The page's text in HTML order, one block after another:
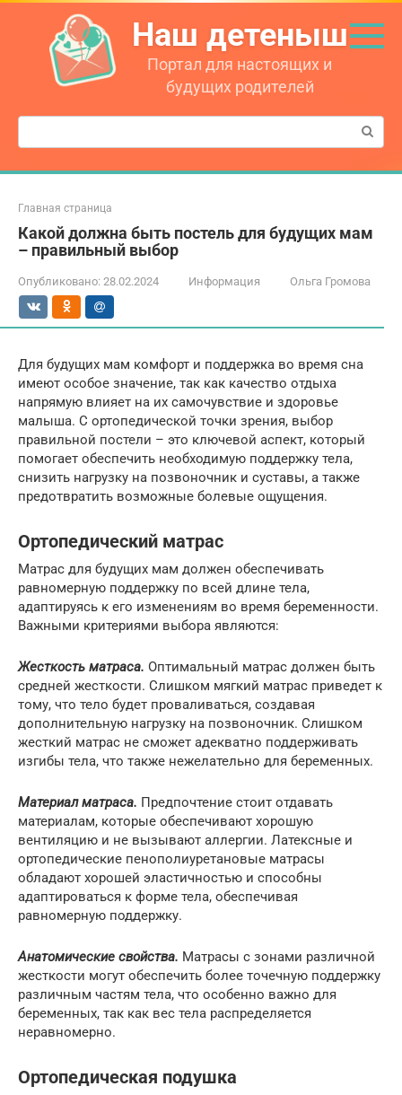
Перейти
контенту
Наш детеныш
Портал для настоящих и
будущих родителей
Поиск:
Главная страница
Какой должна быть постель для будущих мам
– правильный выбор
Опубликовано: 28.02.2024 Информация Ольга Громова
Для будущих мам комфорт и поддержка во время сна
имеют особое значение, так как качество отдыха
напрямую влияет на их самочувствие и здоровье
малыша. С ортопедической точки зрения, выбор
правильной постели – это ключевой аспект, который
помогает обеспечить необходимую поддержку тела,
снизить нагрузку на позвоночник и суставы, а также
предотвратить возможные болевые ощущения.
Ортопедический матрас
Матрас для будущих мам должен обеспечивать
равномерную поддержку по всей длине тела,
адаптируясь к его изменениям во время беременности.
Важными критериями выбора являются:
Жесткость матраса. Оптимальный матрас должен быть
средней жесткости. Слишком мягкий матрас приведет к
тому, что тело будет проваливаться, создавая
дополнительную нагрузку на позвоночник. Слишком
жесткий матрас не сможет адекватно поддерживать
изгибы тела, что также нежелательно для беременных.
Материал матраса. Предпочтение стоит отдавать
материалам, которые обеспечивают хорошую
вентиляцию и не вызывают аллергии. Латексные и
ортопедические пенополиуретановые матрасы
обладают хорошей эластичностью и способны
адаптироваться к форме тела, обеспечивая
равномерную поддержку.
Анатомические свойства. Матрасы с зонами различной
жесткости могут обеспечить более точечную поддержку
различным частям тела, что особенно важно для
беременных, так как вес тела распределяется
неравномерно.
Ортопедическая подушка